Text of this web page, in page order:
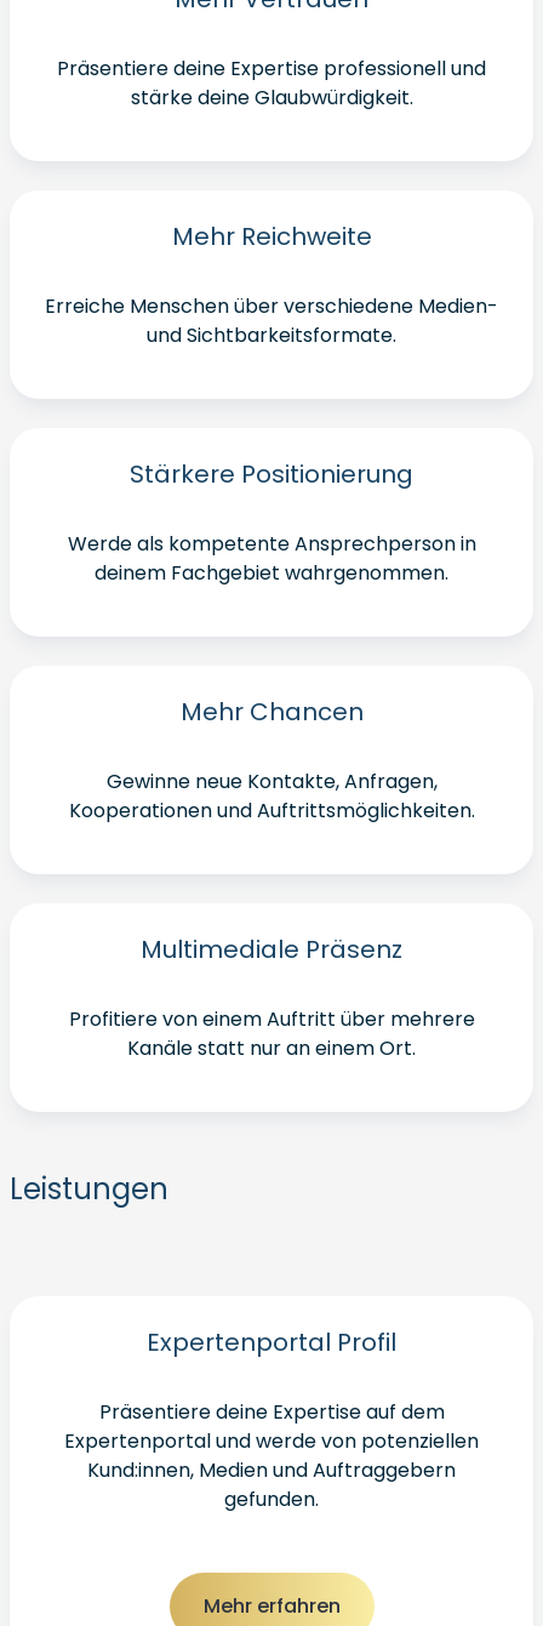
Präsentiere deine Expertise professionell und
stärke deine Glaubwürdigkeit.
Mehr Reichweite
Erreiche Menschen über verschiedene Medien-
und Sichtbarkeitsformate.
Stärkere Positionierung
Werde als kompetente Ansprechperson in
deinem Fachgebiet wahrgenommen.
Mehr Chancen
Gewinne neue Kontakte, Anfragen,
Kooperationen und Auftrittsmöglichkeiten.
Multimediale Präsenz
Profitiere von einem Auftritt über mehrere
Kanäle statt nur an einem Ort.
Leistungen
Expertenportal Profil
Präsentiere deine Expertise auf dem
Expertenportal und werde von potenziellen
Kund:innen, Medien und Auftraggebern
gefunden.
Mehr erfahren